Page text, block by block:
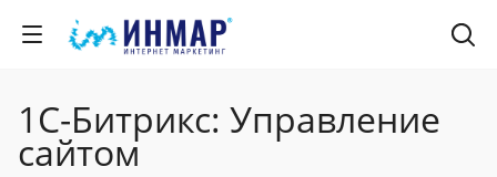
1С-Битрикс: Управление
сайтом